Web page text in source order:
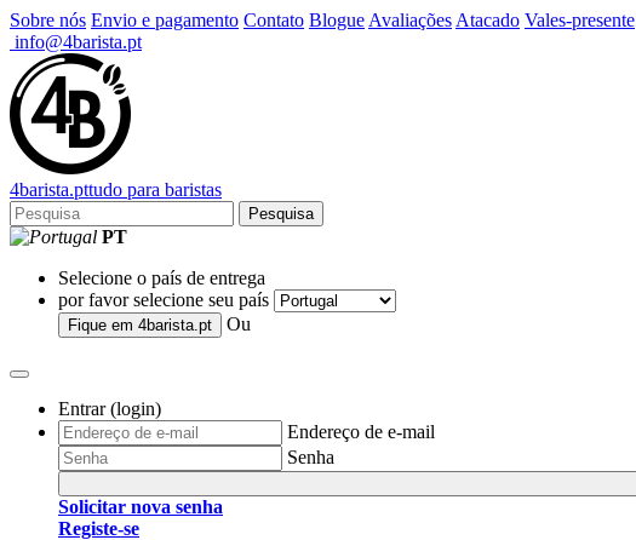
Sobre nós Envio e pagamento Contato Blogue Avaliações Atacado Vales-presente
info@4barista.pt
4barista.pttudo para baristas
Pesquisa
PT
Selecione o país de entrega
por favor selecione seu país
Fique em 4barista.pt Ou
Entrar (login)
Endereço de e-mail
Senha
Solicitar nova senha
Registe-se